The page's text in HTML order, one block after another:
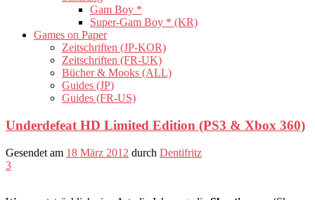
Gam Boy *
Super-Gam Boy * (KR)
Games on Paper
Zeitschriften (JP-KOR)
Zeitschriften (FR-UK)
Bücher & Mooks (ALL)
Guides (JP)
Guides (FR-US)
Underdefeat HD Limited Edition (PS3 & Xbox 360)
Gesendet am 18 März 2012 durch Dentifritz
3